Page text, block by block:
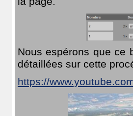
Nous espérons que ce
détaillées sur cette
https://